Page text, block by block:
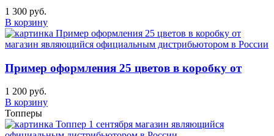
1 300 руб.
В корзину
Пример оформления 25 цветов в коробку от
1 200 руб.
В корзину
Топперы